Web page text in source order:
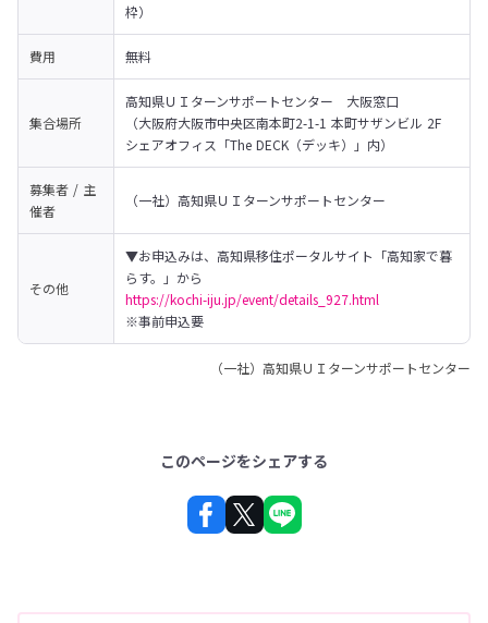
枠）
費用 無料
集合場所
高知県ＵＩターンサポートセンター　大阪窓口
（大阪府大阪市中央区南本町2-1-1 本町サザンビル 2F
シェアオフィス「The DECK（デッキ）」内）
募集者 / 主
催者
（一社）高知県ＵＩターンサポートセンター
その他
▼お申込みは、高知県移住ポータルサイト「高知家で暮
https://kochi-iju.jp/event/details_927.html
※事前申込要
（一社）高知県ＵＩターンサポートセンター
このページをシェアする